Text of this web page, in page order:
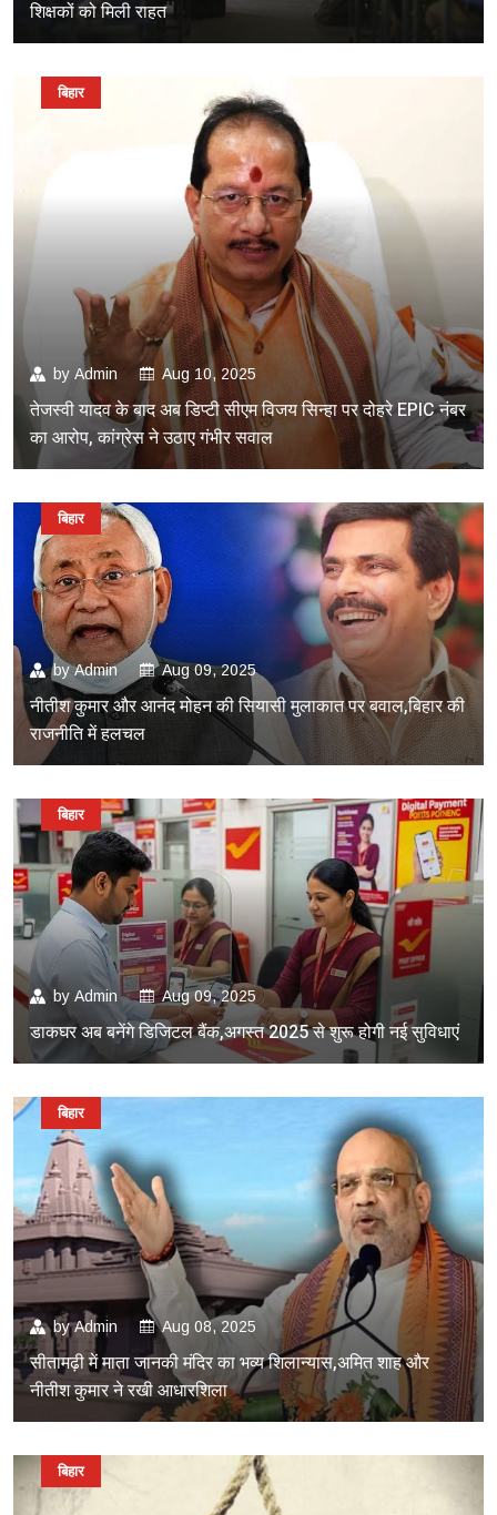
शिक्षकों को मिली राहत
by Admin Aug 10, 2025
तेजस्वी यादव के बाद अब डिप्टी सीएम विजय सिन्हा पर दोहरे EPIC नंबर
का आरोप, कांग्रेस ने उठाए गंभीर सवाल
बिहार
byAdmin Aug 09, 2025
नीतीश कुमार और आनंद मोहन की सियासी मुलाकात पर बवाल,बिहार की
राजनीति में हलचल
बिहार
by Admin Aug 09, 2025
डाकघर अब बनेंगे डिजिटल बैंक,अगस्त 2025 से शुरू होगी नई सुविधाएं
बिहार
byAdmin Aug 08, 2025
सीतामढ़ी में माता जानकी मंदिर का भव्य शिलान्यास,अमित शाह और
नीतीश कुमार ने रखी आधारशिला
बिहार
बिहार